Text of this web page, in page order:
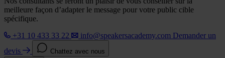
meilleure façon d’adapter le message pour votre public cible
spécifique.
+31 10 433 33 22
info@speakersacademy.com Demander un
devis
Chattez avec nous